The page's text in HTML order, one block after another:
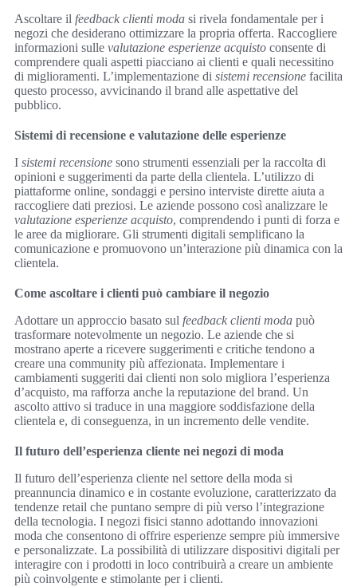
Ascoltare il feedback clienti moda si rivela fondamentale per i
negozi che desiderano ottimizzare la propria offerta. Raccogliere
informazioni sulle valutazione esperienze acquisto consente di
comprendere quali aspetti piacciano ai clienti e quali necessitino
di miglioramenti. L’implementazione di sistemi recensione facilita
questo processo, avvicinando il brand alle aspettative del
pubblico.
Sistemi di recensione e valutazione delle esperienze
I sistemi recensione sono strumenti essenziali per la raccolta di
opinioni e suggerimenti da parte della clientela. L’utilizzo di
piattaforme online, sondaggi e persino interviste dirette aiuta a
raccogliere dati preziosi. Le aziende possono così analizzare le
valutazione esperienze acquisto, comprendendo i punti di forza e
le aree da migliorare. Gli strumenti digitali semplificano la
comunicazione e promuovono un’interazione più dinamica con la
clientela.
Come ascoltare i clienti può cambiare il negozio
Adottare un approccio basato sul feedback clienti moda può
trasformare notevolmente un negozio. Le aziende che si
mostrano aperte a ricevere suggerimenti e critiche tendono a
creare una community più affezionata. Implementare i
cambiamenti suggeriti dai clienti non solo migliora l’esperienza
d’acquisto, ma rafforza anche la reputazione del brand. Un
ascolto attivo si traduce in una maggiore soddisfazione della
clientela e, di conseguenza, in un incremento delle vendite.
Il futuro dell’esperienza cliente nei negozi di moda
Il futuro dell’esperienza cliente nel settore della moda si
preannuncia dinamico e in costante evoluzione, caratterizzato da
tendenze retail che puntano sempre di più verso l’integrazione
della tecnologia. I negozi fisici stanno adottando innovazioni
moda che consentono di offrire esperienze sempre più immersive
e personalizzate. La possibilità di utilizzare dispositivi digitali per
interagire con i prodotti in loco contribuirà a creare un ambiente
più coinvolgente e stimolante per i clienti.